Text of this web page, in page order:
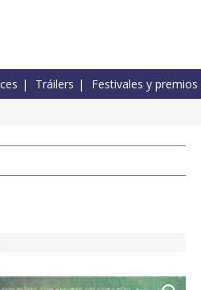
Tráilers Festivales y premios